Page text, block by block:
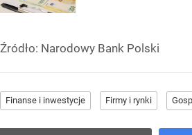
Źródło: Narodowy Bank Polski
Finanse i inwestycje Firmy i rynki